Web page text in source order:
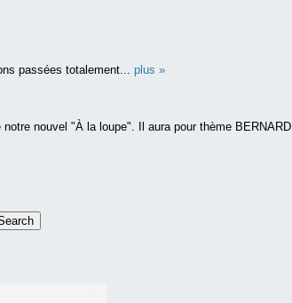
passées totalement... plus »
nouvel "À la loupe". Il aura pour thème